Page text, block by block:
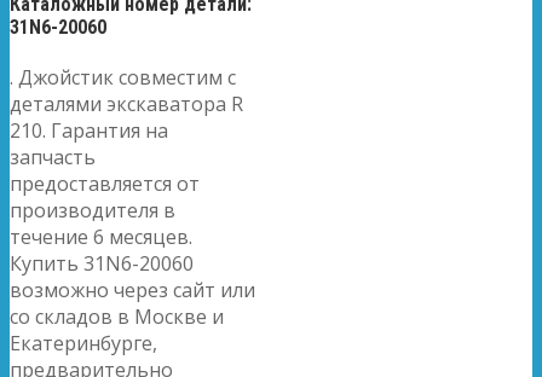
31N6-20060
. Джойстик совместим с
деталями экскаватора R
210. Гарантия на
запчасть
предоставляется от
производителя в
течение 6 месяцев.
Купить 31N6-20060
возможно через сайт или
со складов в Москве и
Екатеринбурге,
предварительно